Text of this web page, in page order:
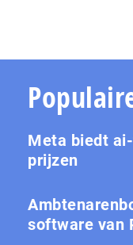
Meta biedt ai-
prijzen
software van